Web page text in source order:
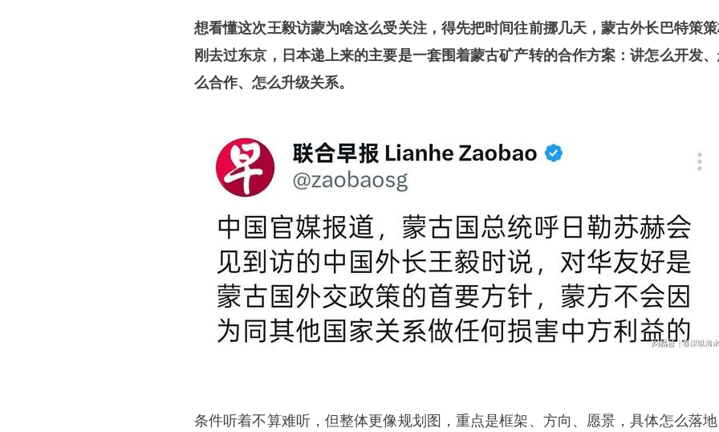
想看懂这次王毅访蒙为啥这么受关注，得先把时间往前挪几天，蒙古外长巴特策
刚去过东京，日本递上来的主要是一套围着蒙古矿产转的合作方案：讲怎么开发
么合作、怎么升级关系。
条件听着不算难听，但整体更像规划图，重点是框架、方向、愿景，具体怎么落